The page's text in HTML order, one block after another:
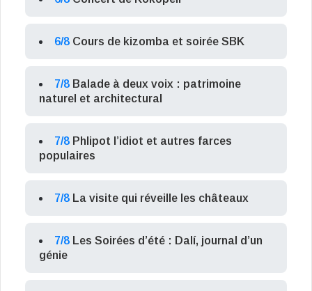
6/8 Cours de kizomba et soirée SBK
7/8 Balade à deux voix : patrimoine
naturel et architectural
7/8 Phlipot l’idiot et autres farces
populaires
7/8 La visite qui réveille les châteaux
7/8 Les Soirées d’été : Dalí, journal d’un
génie